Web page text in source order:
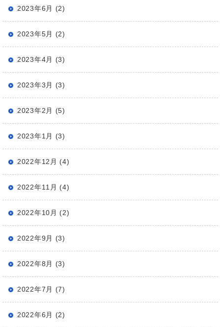
2023年6月 (2)
2023年5月 (2)
2023年4月 (3)
2023年3月 (3)
2023年2月 (5)
2023年1月 (3)
2022年12月 (4)
2022年11月 (4)
2022年10月 (2)
2022年9月 (3)
2022年8月 (3)
2022年7月 (7)
2022年6月 (2)